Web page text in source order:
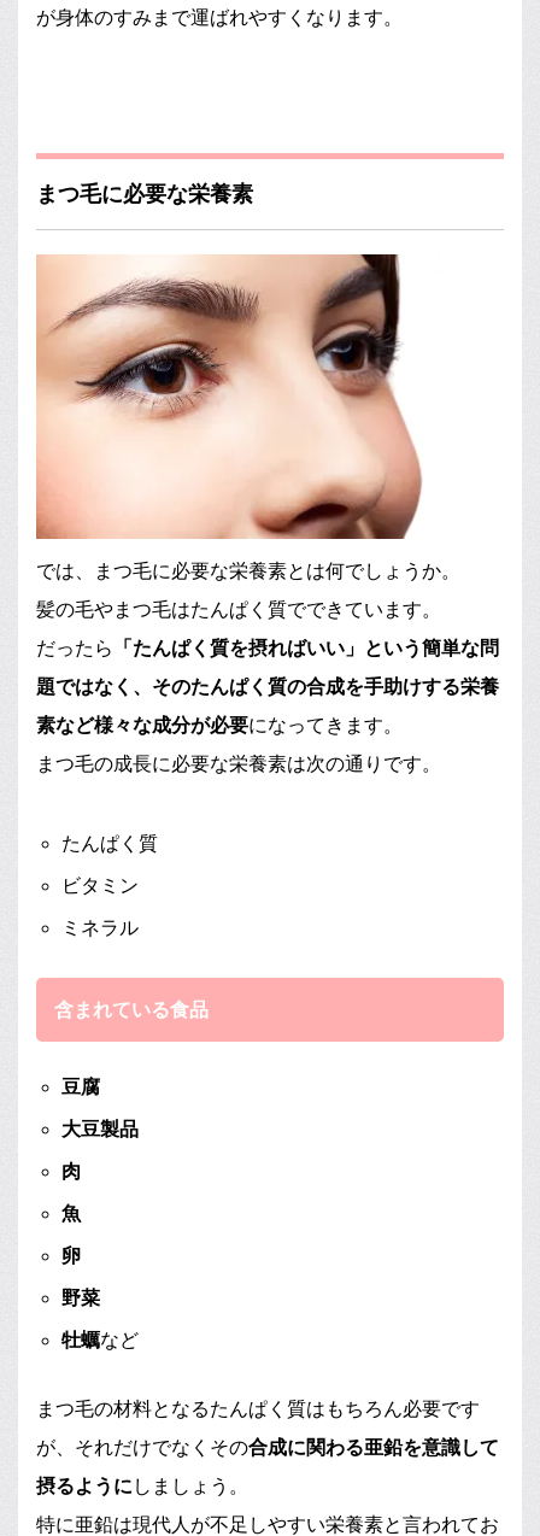
が身体のすみまで運ばれやすくなります。
まつ毛に必要な栄養素
では、まつ毛に必要な栄養素とは何でしょうか。
髪の毛やまつ毛はたんぱく質でできています。
だったら
「たんぱく質を摂ればいい」という簡単な問
題ではなく、そのたんぱく質の合成を手助けする栄養
素など様々な成分が必要になってきます。
まつ毛の成長に必要な栄養素は次の通りです。
たんぱく質
ビタミン
ミネラル
含まれている食品
豆腐
大豆製品
肉
魚
卵
野菜
牡蠣など
まつ毛の材料となるたんぱく質はもちろん必要です
が、それだけでなくその合成に関わる亜鉛を意識して
摂るように しましょう。
特に亜鉛は現代人が不足しやすい栄養素と言われてお